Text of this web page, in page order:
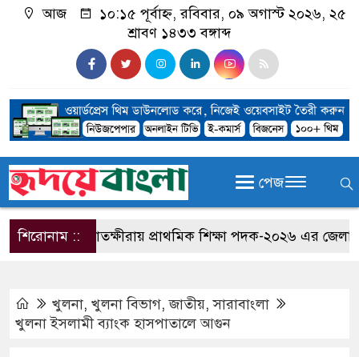
আজ
১০:১৫ পূর্বাহ্ন, রবিবার, ০৯ অগাস্ট ২০২৬, ২৫
শ্রাবণ ১৪৩৩ বঙ্গাব্দ
পেজ
শিরোনাম ::সাতক্ষীরায় প্রাথমিক শিক্ষা পদক-২০২৬ এর জেলা
খুলনা, খুলনা বিভাগ,জাতীয়,সারাবাংলা
খুলনা ইসলামী ব্যাংক হাসপাতালে আগুন